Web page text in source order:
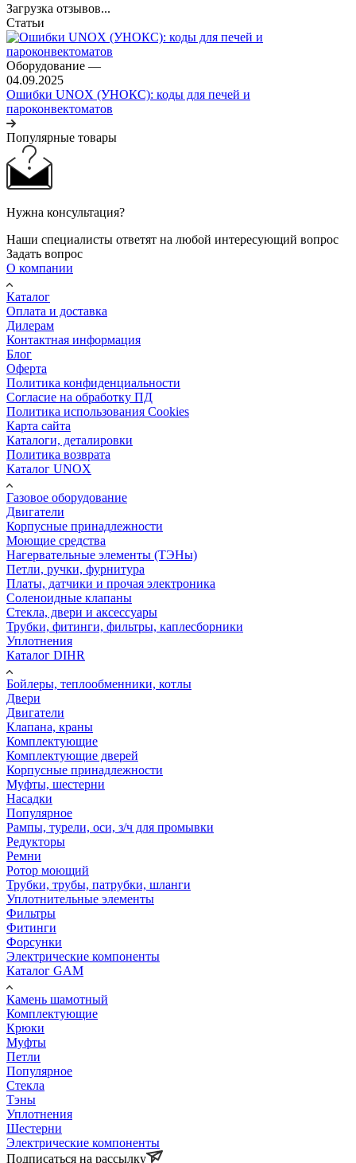
Загрузка отзывов...
Статьи
Оборудование —
04.09.2025
Ошибки UNOX (УНОКС): коды для печей и
пароконвектоматов
Популярные товары
Нужна консультация?
Наши специалисты ответят на любой интересующий вопрос
Задать вопрос
О компании
Каталог
Оплата и доставка
Дилерам
Контактная информация
Блог
Оферта
Политика конфиденциальности
Согласие на обработку ПД
Политика использования Cookies
Карта сайта
Каталоги, деталировки
Политика возврата
Каталог UNOX
Газовое оборудование
Двигатели
Корпусные принадлежности
Моющие средства
Нагервательные элементы (ТЭНы)
Петли, ручки, фурнитура
Платы, датчики и прочая электроника
Соленоидные клапаны
Стекла, двери и аксессуары
Трубки, фитинги, фильтры, каплесборники
Уплотнения
Каталог DIHR
Бойлеры, теплообменники, котлы
Двери
Двигатели
Клапана, краны
Комплектующие
Комплектующие дверей
Корпусные принадлежности
Муфты, шестерни
Насадки
Популярное
Рампы, турели, оси, з/ч для промывки
Редукторы
Ремни
Ротор моющий
Трубки, трубы, патрубки, шланги
Уплотнительные элементы
Фильтры
Фитинги
Форсунки
Электрические компоненты
Каталог GAM
Камень шамотный
Комплектующие
Крюки
Муфты
Петли
Популярное
Стекла
Тэны
Уплотнения
Шестерни
Электрические компоненты
Подписаться на рассылку